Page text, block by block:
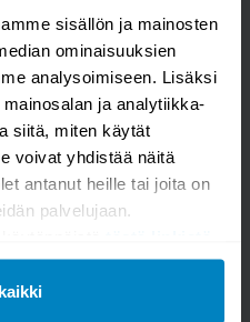
sisällön ja mainosten
ominaisuuksien
analysoimiseen. Lisäksi
ja analytiikka-
siitä, miten käytät
voivat yhdistää näitä
antanut heille tai joita on
palvelujaan.
muille